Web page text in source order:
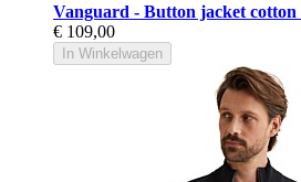
Vanguard - Button jacket
€ 109,00
In Winkelwagen